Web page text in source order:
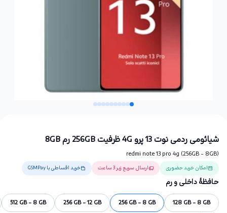
شیائومی ردمی نوت 13 پرو 4G ظرفیت 256GB رم 8GB
redmi note 13 pro 4g (256GB - 8GB)
امکان خرید حضوری ارسال سریع زیر 3 ساعت خرید اقساطی با GSMPay
حافظهٔ داخلی و رم
128 GB - 8 GB
256 GB - 8 GB
256 GB - 12 GB
512 GB - 8 GB